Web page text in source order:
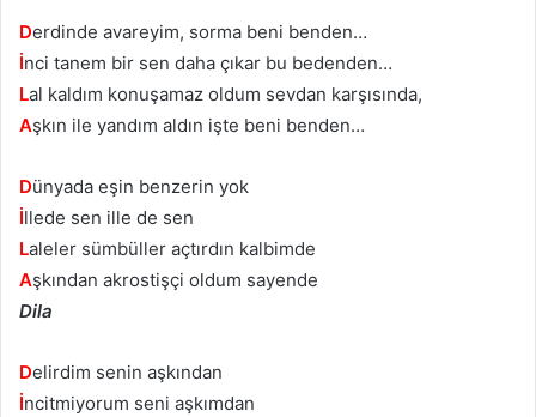
Derdinde avareyim, sorma beni benden…
İnci tanem bir sen daha çıkar bu bedenden…
Lal kaldım konuşamaz oldum sevdan karşısında,
Aşkın ile yandım aldın işte beni benden…
Dünyada eşin benzerin yok
İllede sen ille de sen
Laleler sümbüller açtırdın kalbimde
Aşkından akrostişçi oldum sayende
Dila
Delirdim senin aşkından
İncitmiyorum seni aşkımdan